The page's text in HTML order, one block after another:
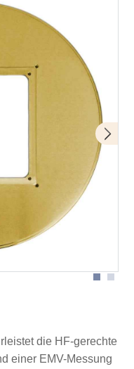
die HF-gerechte
einer EMV-Messung